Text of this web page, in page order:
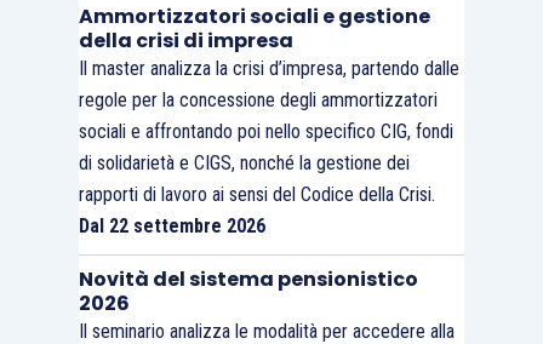
Ammortizzatori sociali e gestione
della crisi di impresa
Il master analizza la crisi d’impresa, partendo dalle
regole per la concessione degli ammortizzatori
sociali e affrontando poi nello specifico CIG, fondi
di solidarietà e CIGS, nonché la gestione dei
rapporti di lavoro ai sensi del Codice della Crisi.
Dal 22 settembre 2026
Novità del sistema pensionistico
2026
Il seminario analizza le modalità per accedere alla